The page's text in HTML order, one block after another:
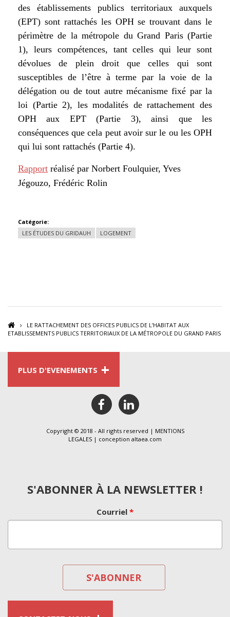
des établissements publics territoriaux auxquels
(EPT) sont rattachés les OPH se trouvant dans le
périmètre de la métropole du Grand Paris (Partie
1), leurs compétences, tant celles qui leur sont
dévolues de plein droit que celles qui sont
susceptibles de l’être à terme par la voie de la
délégation ou de tout autre mécanisme fixé par la
loi (Partie 2), les modalités de rattachement des
OPH aux EPT (Partie 3), ainsi que les
conséquences que cela peut avoir sur le ou les OPH
qui lui sont rattachés (Partie 4).
Rapport réalisé par Norbert Foulquier, Yves
Jégouzo, Frédéric Rolin
Catégorie:
LES ÉTUDES DU GRIDAUH
LOGEMENT
LE RATTACHEMENT DES OFFICES PUBLICS DE L’HABITAT AUX
ETABLISSEMENTS PUBLICS TERRITORIAUX DE LA MÉTROPOLE DU GRAND PARIS
PLUS D'EVENEMENTS +
facebooklinkedin
Copyright © 2018 - All rights reserved | MENTIONS
LEGALES | conception altaea.com
S'ABONNER À LA NEWSLETTER !
Courriel *